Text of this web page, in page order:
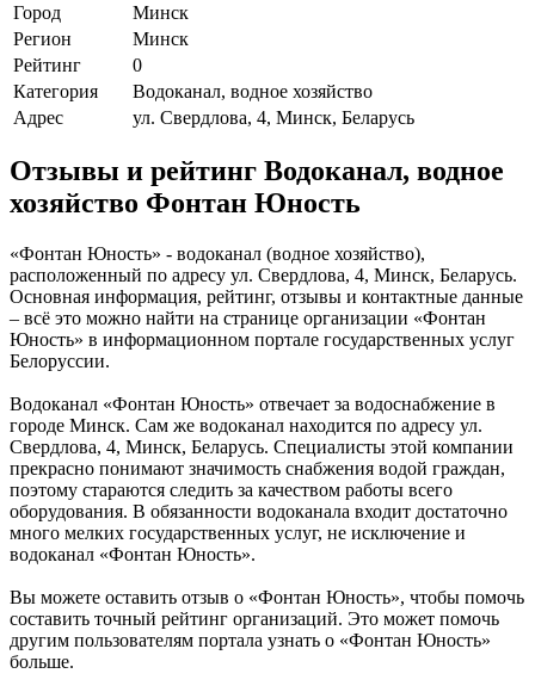
Город
Минск
Регион
Минск
Рейтинг
0
Категория
Водоканал, водное хозяйство
Адрес
ул. Свердлова, 4, Минск, Беларусь
Отзывы и рейтинг Водоканал, водное
хозяйство Фонтан Юность
«Фонтан Юность» - водоканал (водное хозяйство),
расположенный по адресу ул. Свердлова, 4, Минск, Беларусь.
Основная информация, рейтинг, отзывы и контактные данные
– всё это можно найти на странице организации «Фонтан
Юность» в информационном портале государственных услуг
Белоруссии.
Водоканал «Фонтан Юность» отвечает за водоснабжение в
городе Минск. Сам же водоканал находится по адресу ул.
Свердлова, 4, Минск, Беларусь. Специалисты этой компании
прекрасно понимают значимость снабжения водой граждан,
поэтому стараются следить за качеством работы всего
оборудования. В обязанности водоканала входит достаточно
много мелких государственных услуг, не исключение и
водоканал «Фонтан Юность».
Вы можете оставить отзыв о «Фонтан Юность», чтобы помочь
составить точный рейтинг организаций. Это может помочь
другим пользователям портала узнать о «Фонтан Юность»
больше.